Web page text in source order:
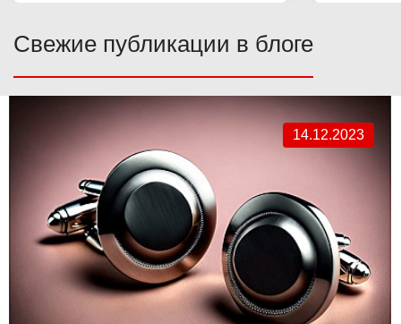
Свежие публикации в блоге
14.12.2023